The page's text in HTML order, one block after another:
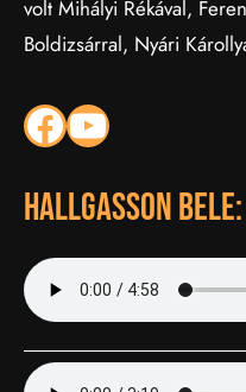
volt Mihályi Rékával,
Boldizsárral, Nyári
Facebook YouTube
hallgasson bele: